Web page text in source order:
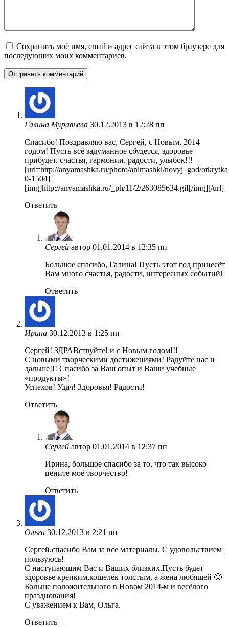
Сохранить моё имя, email и адрес сайта в этом браузере для
последующих моих комментариев.
Галина Муравьева 30.12.2013 в 12:28 пп
Спасибо! Поздравляю вас, Сергей, с Новым, 2014
годом! Пусть всё задуманное сбудется, здоровье
прибудет, счастья, гармонии, радости, улыбок!!!
[url=http://anyamashka.ru/photo/animashki/novyj_god/
0-1504]
[img]http://anyamashka.ru/_ph/11/2/263085634.gif[/img][/url]
Ответить
Сергей автор 01.01.2014 в 12:35 пп
Большое спасибо, Галина! Пусть этот год принесёт
Вам много счастья, радости, интересных событий!
Ответить
Ирина 30.12.2013 в 1:25 пп
Сергей! ЗДРАВствуйте! и с Новым годом!!!
С новыми творческими достижениями! Радуйте нас и
дальше!!! Спасибо за Ваш опыт и Ваши учебные
«продукты»!
Успехов! Удач! Здоровья! Радости!
Ответить
Сергей автор 01.01.2014 в 12:37 пп
Ирина, большое спасибо за то, что так высоко
цените моё творчество!
Ответить
Ольга 30.12.2013 в 2:21 пп
Сергей,спасибо Вам за все материалы. С удовольствием
пользуюсь!
С наступающим Вас и Ваших близких.Пусть будет
здоровье крепким,кошелёк толстым, а жена любящей 🙂
Больше положительного в Новом 2014-м и весёлого
празднования!
С уважением к Вам, Ольга.
Ответить